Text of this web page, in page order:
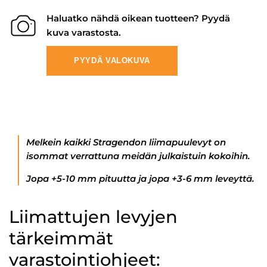
Haluatko nähdä oikean tuotteen? Pyydä
kuva varastosta.
PYYDÄ VALOKUVA
Melkein kaikki Stragendon liimapuulevyt on
isommat verrattuna meidän julkaistuin kokoihin.
Jopa +5-10 mm pituutta ja jopa +3-6 mm leveyttä.
Liimattujen levyjen
tärkeimmät
varastointiohjeet: